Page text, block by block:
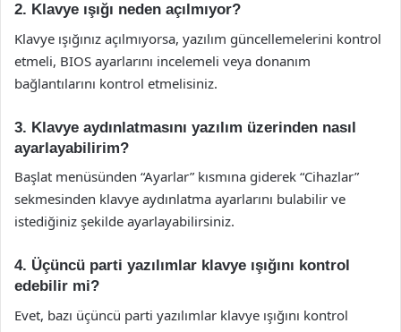
2. Klavye ışığı neden açılmıyor?
Klavye ışığınız açılmıyorsa, yazılım güncellemelerini kontrol
etmeli, BIOS ayarlarını incelemeli veya donanım
bağlantılarını kontrol etmelisiniz.
3. Klavye aydınlatmasını yazılım üzerinden nasıl
ayarlayabilirim?
Başlat menüsünden “Ayarlar” kısmına giderek “Cihazlar”
sekmesinden klavye aydınlatma ayarlarını bulabilir ve
istediğiniz şekilde ayarlayabilirsiniz.
4. Üçüncü parti yazılımlar klavye ışığını kontrol
edebilir mi?
Evet, bazı üçüncü parti yazılımlar klavye ışığını kontrol